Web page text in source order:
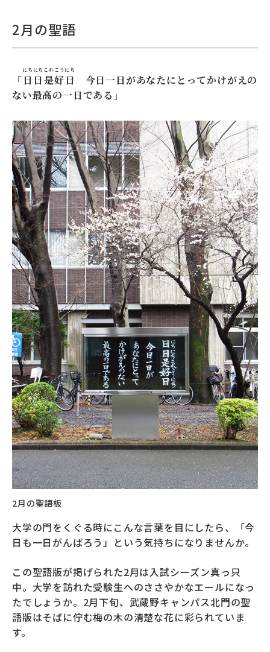
サイトポリシー サイトマップ
2月の聖語
「 日
にち
日
にち
是
これ
好
こう
日
にち
今日一日があなたにとってかけがえの
ない最高の一日である」
2月の聖語板
大学の門をくぐる時にこんな言葉を目にしたら、「今
日も一日がんばろう」という気持ちになりませんか。
この聖語版が掲げられた2月は入試シーズン真っ只
中。大学を訪れた受験生へのささやかなエールになっ
たでしょうか。2月下旬、武蔵野キャンパス北門の聖
語版はそばに佇む梅の木の清楚な花に彩られていま
す。